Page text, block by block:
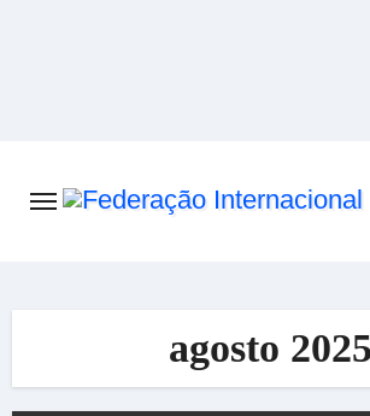
agosto 2025